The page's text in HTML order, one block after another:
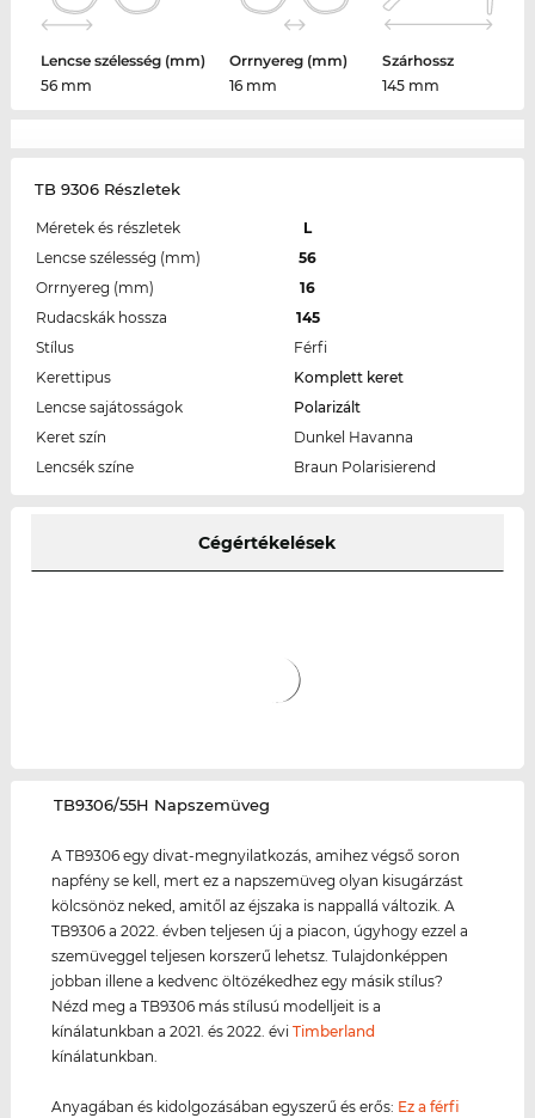
Lencse szélesség (mm)
56 mm
Orrnyereg (mm)
16 mm
Szárhossz
145 mm
TB 9306 Részletek
Méretek és részletek
L
Lencse szélesség (mm)
56
Orrnyereg (mm)
16
Rudacskák hossza
145
Stílus
Férfi
Kerettipus
Komplett keret
Lencse sajátosságok
Polarizált
Keret szín
Dunkel Havanna
Lencsék színe
Braun Polarisierend
Cégértékelések
‌TB9306/55H Napszemüveg
A TB9306 egy divat-megnyilatkozás, amihez végső soron
napfény se kell, mert ez a napszemüveg olyan kisugárzást
kölcsönöz neked, amitől az éjszaka is nappallá változik. A
TB9306 a 2022. évben teljesen új a piacon, úgyhogy ezzel a
szemüveggel teljesen korszerű lehetsz. Tulajdonképpen
jobban illene a kedvenc öltözékedhez egy másik stílus?
Nézd meg a TB9306 más stílusú modelljeit is a
kínálatunkban a 2021. és 2022. éviTimberland
kínálatunkban.
Anyagában és kidolgozásában egyszerű és erős: Ez a férfi